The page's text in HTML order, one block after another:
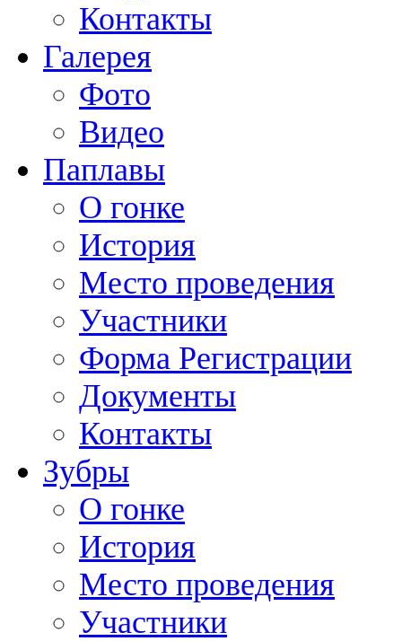
Контакты
Галерея
Фото
Видео
Паплавы
О гонке
История
Место проведения
Участники
Форма Регистрации
Документы
Контакты
Зубры
О гонке
История
Место проведения
Участники